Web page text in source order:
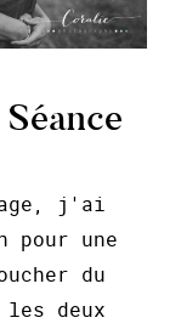
j'ai
pour une
du
deux